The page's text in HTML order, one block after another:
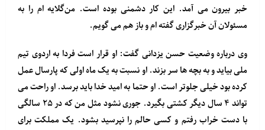
خبر بیرون می آمد. این کار دشمنی بوده است. من‌گلایه ام را به
مسئولان آن خبرگزاری گفته ام و باز هم می گویم.
وی درباره وضعیت حسن یزدانی گفت: او قرار است فردا به اردوی تیم
ملی بیاید و به بچه ها سر بزند. او نسبت به یک ماه اولی که پارسال عمل
کرده بود خیلی جلوتر است. او حتما به امید خدا باید برسد. او راحت می
تواند ۴ سال دیگر کشتی بگیرد. جوری نشود مثل من که در ۲۵ سالگی
با دست خراب رفتم و کسی حالم را نپرسید بشود. یک مملکت برای